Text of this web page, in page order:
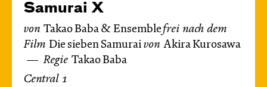
Samurai X
von Takao Baba & Ensemblefrei nach dem
Film Die sieben Samurai von Akira Kurosawa
Regie Takao Baba
Central 1